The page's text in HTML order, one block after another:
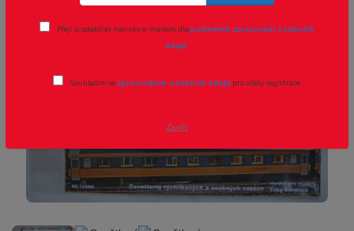
Přeji si odebírat novinky e-mailem dlepodmínek zpracování osobních
údajů.
Souhlasím se zpracováním osobních údajů pro účely registrace.
Zavřít